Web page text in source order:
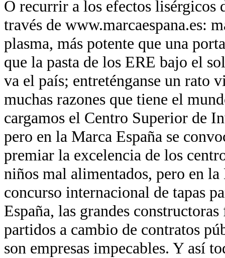
O recurrir a los efectos lisérgicos
través de www.marcaespana.es:
plasma, más potente que una
que la pasta de los ERE bajo el
va el país; entreténganse un rato
muchas razones que tiene el
cargamos el Centro Superior de
pero en la Marca España se
premiar la excelencia de los
niños mal alimentados, pero en
concurso internacional de tapas
España, las grandes
partidos a cambio de contratos
son empresas impecables. Y así